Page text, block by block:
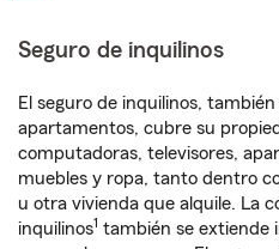
Seguro de inquilinos
El seguro de inquilinos,
apartamentos, cubre su
computadoras, televisores,
muebles y ropa, tanto dentro
u otra vivienda que alquile. La
inquilinos1 también se extiende